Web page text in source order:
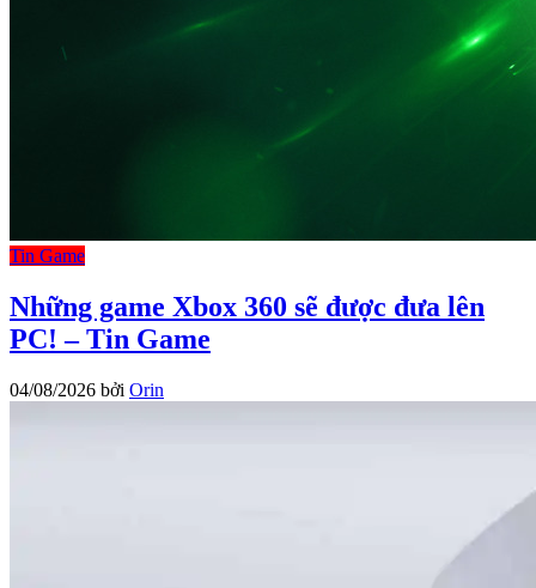
Tin Game
Những game Xbox 360 sẽ được đưa lên
PC! – Tin Game
04/08/2026 bởi Orin